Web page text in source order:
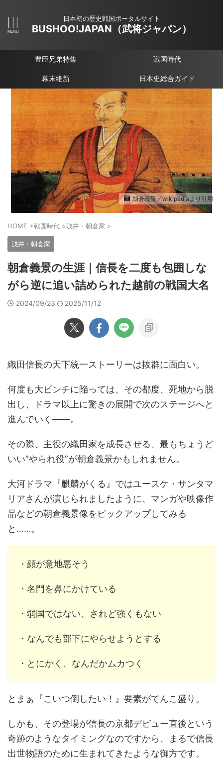
日本初の歴史戦国ポータルサイト
BUSHOO!JAPAN（武将ジャパン）
豊臣兄弟特集 戦国時代
幕末維新 日本史総合ガイド
朝倉義景／wikipediaより引用
HOME >戦国時代 >浅井・朝倉家 >
浅井・朝倉家
朝倉義景の生涯｜信長を二度も包囲しな
がら逆に追い詰められた越前の戦国大名
2024/09/23 2025/11/12
織田信長の天下統一ストーリーは抜群に面白い。
何度も大ピンチに陥っては、その都度、死地から脱
出し、ドラマ以上に驚きの展開で次のステージへと
進んでいく――。
その際、主役の織田家を成長させる、最もちょうど
いい“やられ役”が朝倉義景かもしれません。
大河ドラマ『麒麟がくる』ではユースケ・サンタマ
リアさんが演じられましたように、マンガや映像作
品などの朝倉義景像をピックアップしてみる
と……。
・顔が意地悪そう
・名門を鼻にかけている
・弱国ではない、されど強くもない
・なんでも部下にやらせようとする
・とにかく、なんだかムカつく
とまぁ『こいつ倒したい！』要素がてんこ盛り。
しかも、その登場が信長の京都デビュー直後という
奇跡のようなタイミングなのですから、まるで信長
出世物語のために生まれてきたような御方です。